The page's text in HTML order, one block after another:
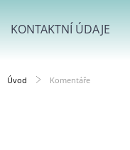
KONTAKTNÍ ÚDAJE
Úvod Komentáře